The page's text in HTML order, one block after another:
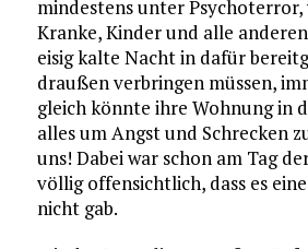
mindestens unter
Kranke, Kinder und alle
eisig kalte Nacht in dafür
draußen verbringen müssen,
gleich könnte ihre Wohnung in
alles um Angst und Schrecken
uns! Dabei war schon am Tag
völlig offensichtlich, dass es
nicht gab.